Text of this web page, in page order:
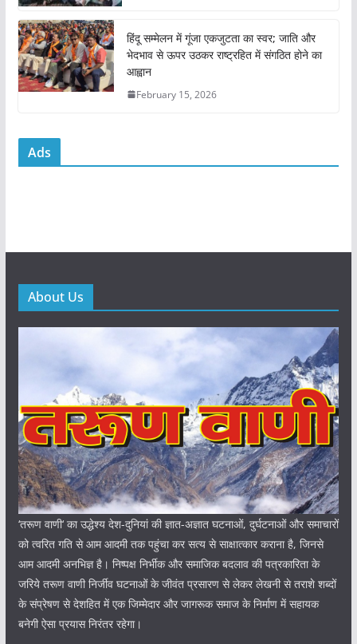
हिंदू सम्मेलन में गूंजा एकजुटता का स्वर; जाति और
भेदभाव से ऊपर उठकर राष्ट्रहित में संगठित होने का
आह्वान
February 15, 2026
Ads
About Us
‘तरूण वाणी‘ का उद्धेश्य देश-दुनियां की ज्ञात-अज्ञात घटनाओं, दुर्घटनाओं और समाचारों
को त्वरित गति से आम आदमी तक पहुंचा कर सत्य से साक्षात्कार कराना है, जिनसे
आम आदमी अनभिज्ञ है। निष्पक्ष निर्भीक और समाजिक बदलाव की पत्रकारिता के
जरिये तरूण वाणी निर्जीव घटनाओं के जीवंत प्रसारण से लेकर लेखनी से तराशे शब्दों
के संप्रेषण से देशहित में एक जिम्मेदार और जागरूक समाज के निर्माण में सहायक
बनेगी ऐसा प्रयास निरंतर रहेगा।